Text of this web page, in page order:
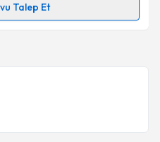
Gönder
Talep Et
posta ile bilgilendireceğiz.